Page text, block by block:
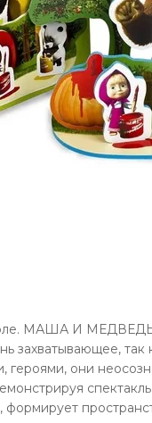
МАША И МЕДВЕДЬ
захватывающее,
героями, они
формирует